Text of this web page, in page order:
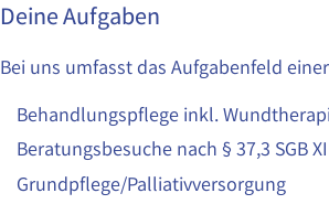
Deine Aufgaben
Bei uns umfasst das Aufgabenfeld
Behandlungspflege inkl.
Beratungsbesuche nach § 37,3 SGB XI
Grundpflege/Palliativversorgung